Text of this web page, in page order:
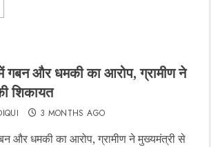
में गबन और धमकी का आरोप, ग्रामीण ने
शिकायत
3 MONTHS AGO
और धमकी का आरोप, ग्रामीण ने मुख्यमंत्री से